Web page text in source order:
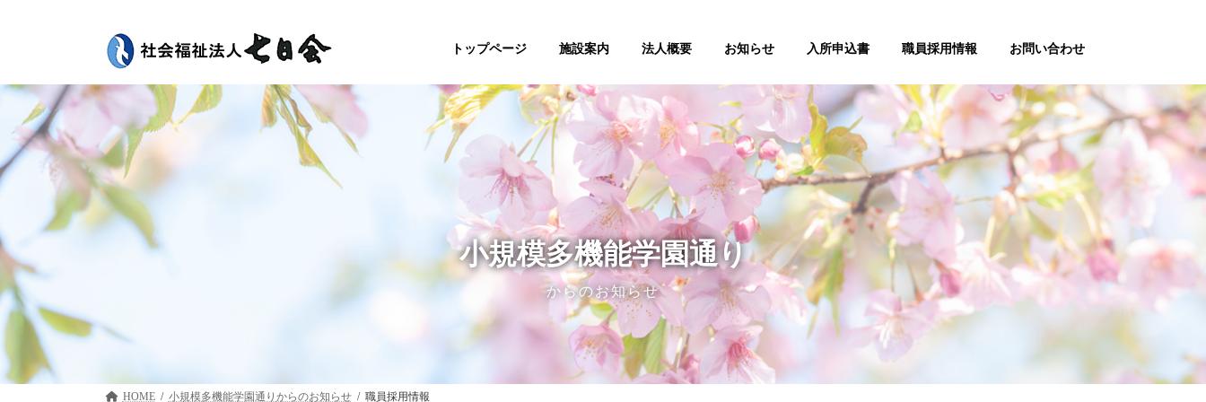
ツ
ッ
プ
シ
移
動
トップページ 施設案内 法人概要 お知らせ 入所申込書 職員採用情報 お問い合わせ
小規模多機能学園通り
からのお知らせ
HOME 小規模多機能学園通り 職員採用情報